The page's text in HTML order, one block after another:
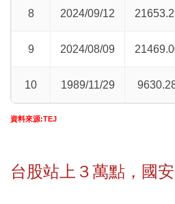
8 2024/09/12
9 2024/08/09
10 1989/11/29
資料來源:TEJ
台股站上３萬點，國